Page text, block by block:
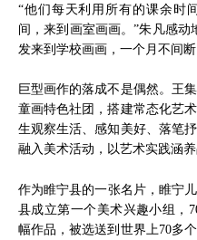
“他们每天利用所有的课余时
间，来到画室画画。”朱凡感动
发来到学校画画，一个月不间
巨型画作的落成不是偶然。王
童画特色社团，搭建常态化艺
生观察生活、感知美好、落笔
融入美术活动，以艺术实践涵养
作为睢宁县的一张名片，睢宁
县成立第一个美术兴趣小组，
幅作品，被选送到世界上70多